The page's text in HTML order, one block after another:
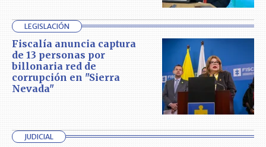
LEGISLACIÓN
Fiscalía anuncia captura
de 13 personas por
billonaria red de
corrupción en "Sierra
Nevada"
JUDICIAL